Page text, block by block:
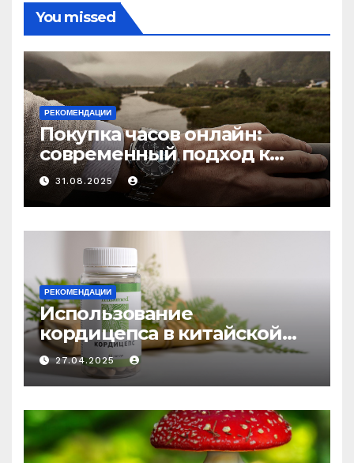
You missed
РЕКОМЕНДАЦИИ
Покупка часов онлайн:
современный подход к
выбору аксессуаров
31.08.2025
РЕКОМЕНДАЦИИ
Использование
кордицепса в китайской
медицине: природное
средство против усталости
и истощения
27.04.2025